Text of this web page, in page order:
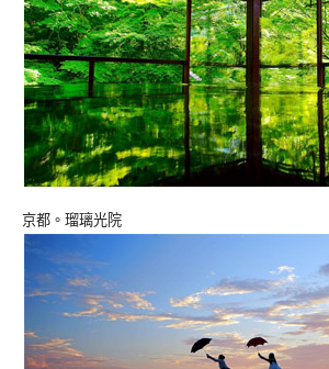
京都。瑠璃光院